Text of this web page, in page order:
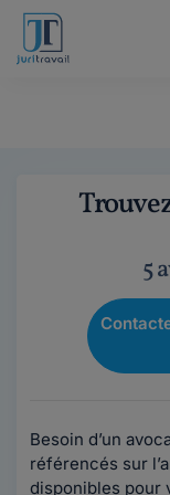
5
Besoin d’un
référencés sur
disponibles pour